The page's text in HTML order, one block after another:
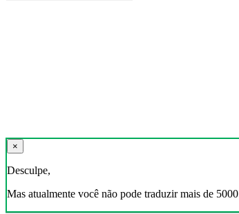
×
Desculpe,
Mas atualmente você não pode traduzir mais de